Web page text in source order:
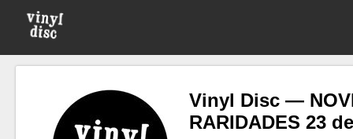
Vinyl Disc —
RARIDADES 23